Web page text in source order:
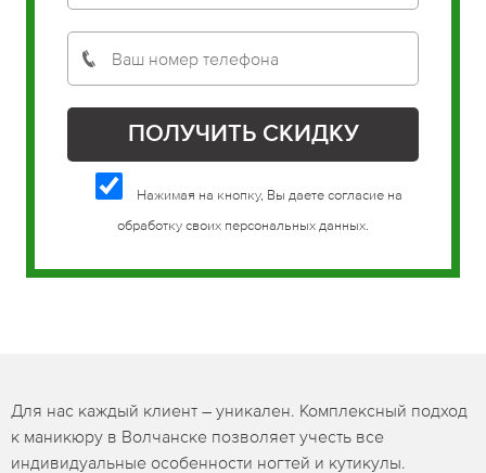
Нажимая на кнопку, Вы даете согласие на
обработку своих персональных данных.
Для нас каждый клиент – уникален. Комплексный подход
к маникюру в Волчанске позволяет учесть все
индивидуальные особенности ногтей и кутикулы.